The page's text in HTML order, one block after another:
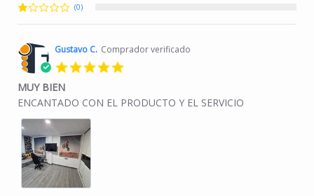
(0)
Gustavo C. Comprador verificado
MUY BIEN
Review by Gustavo C. on 21 Jul 2025
review stating MUY BIEN
ENCANTADO CON EL PRODUCTO Y EL SERVICIO